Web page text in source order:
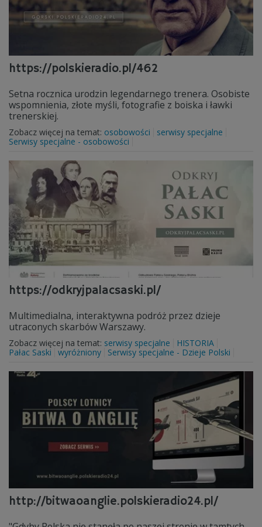
https://polskieradio.pl/462
Setna rocznica urodzin legendarnego trenera. Osobiste
wspomnienia, złote myśli, fotografie z boiska i ławki
trenerskiej.
Zobacz więcej na temat: osobowości
serwisy specjalne
Serwisy specjalne - osobowości
https://odkryjpalacsaski.pl/
Multimedialna, interaktywna podróż przez dzieje
utraconych skarbów Warszawy.
Zobacz więcej na temat: serwisy specjalne
HISTORIA
Pałac Saski
wyróżniony Serwisy specjalne - Dzieje Polski
http://bitwaoanglie.polskieradio24.pl/